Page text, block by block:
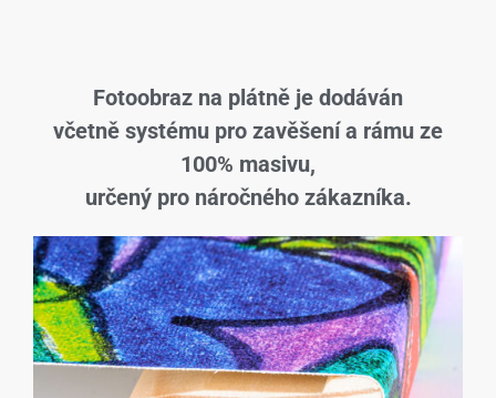
Fotoobraz na plátně je dodáván
včetně systému pro zavěšení a rámu ze
100% masivu,
určený pro náročného zákazníka.